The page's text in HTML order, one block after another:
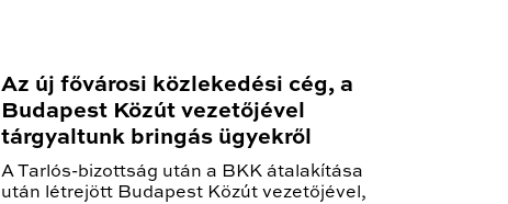
Az új fővárosi közlekedési cég, a
Budapest Közút vezetőjével
tárgyaltunk bringás ügyekről
A Tarlós-bizottság után a BKK átalakítása
után létrejött Budapest Közút vezetőjével,